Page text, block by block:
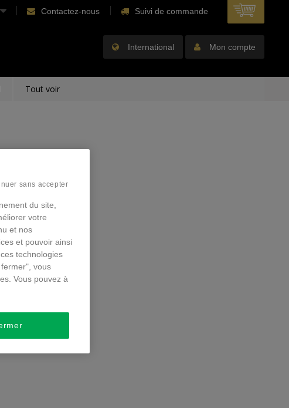
Contactez-nous Suivi de commande
International Mon compte
Tout voir
du site,
votre
et nos
et pouvoir ainsi
technologies
vous
Vous pouvez à
sans accepter